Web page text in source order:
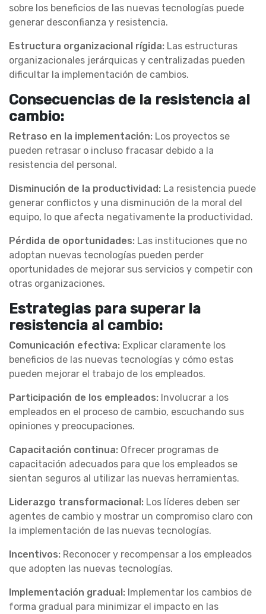
sobre los beneficios de las nuevas tecnologías puede
generar desconfianza y resistencia.
Estructura organizacional rígida: Las estructuras
organizacionales jerárquicas y centralizadas pueden
dificultar la implementación de cambios.
Consecuencias de la resistencia al
cambio:
Retraso en la implementación: Los proyectos se
pueden retrasar o incluso fracasar debido a la
resistencia del personal.
Disminución de la productividad: La resistencia puede
generar conflictos y una disminución de la moral del
equipo, lo que afecta negativamente la productividad.
Pérdida de oportunidades: Las instituciones que no
adoptan nuevas tecnologías pueden perder
oportunidades de mejorar sus servicios y competir con
otras organizaciones.
Estrategias para superar la
resistencia al cambio:
Comunicación efectiva: Explicar claramente los
beneficios de las nuevas tecnologías y cómo estas
pueden mejorar el trabajo de los empleados.
Participación de los empleados: Involucrar a los
empleados en el proceso de cambio, escuchando sus
opiniones y preocupaciones.
Capacitación continua: Ofrecer programas de
capacitación adecuados para que los empleados se
sientan seguros al utilizar las nuevas herramientas.
Liderazgo transformacional: Los líderes deben ser
agentes de cambio y mostrar un compromiso claro con
la implementación de las nuevas tecnologías.
Incentivos: Reconocer y recompensar a los empleados
que adopten las nuevas tecnologías.
Implementación gradual: Implementar los cambios de
forma gradual para minimizar el impacto en las